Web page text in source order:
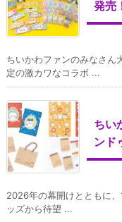
発売
ちいかわファンのみなさん
定の激カワなコラボ ...
ちい
ンド
2026年の幕開けとともに
ッズから待望 ...